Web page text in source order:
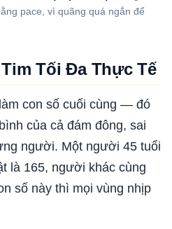
pace, vì quãng quá ngắn để
Tối Đa Thực Tế
làm con số cuối cùng — đó
của cả đám đông, sai
người. Một người 45 tuổi
là 165, người khác cùng
số này thì mọi vùng nhịp